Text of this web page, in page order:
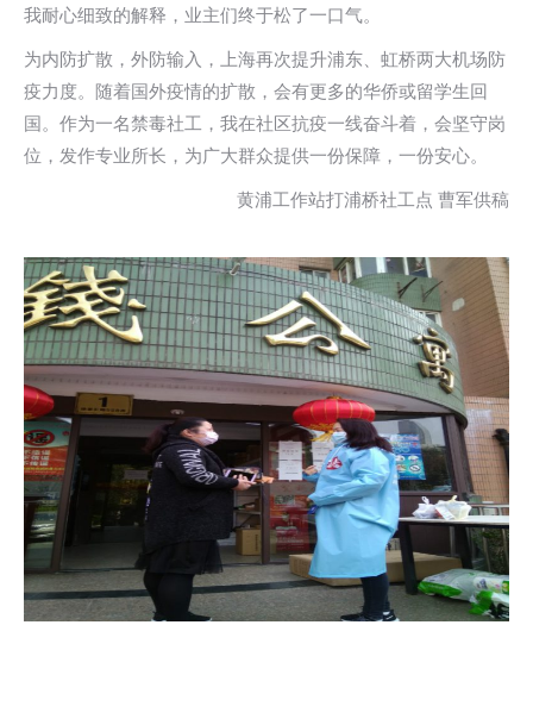
我耐心细致的解释，业主们终于松了一口气。
为内防扩散，外防输入，上海再次提升浦东、虹桥两大机场防
疫力度。随着国外疫情的扩散，会有更多的华侨或留学生回
国。作为一名禁毒社工，我在社区抗疫一线奋斗着，会坚守岗
位，发作专业所长，为广大群众提供一份保障，一份安心。
黄浦工作站打浦桥社工点 曹军供稿